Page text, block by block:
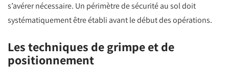
s’avérer nécessaire. Un périmètre de sécurité au sol doit
systématiquement être établi avant le début des opérations.
Les techniques de grimpe et de
positionnement